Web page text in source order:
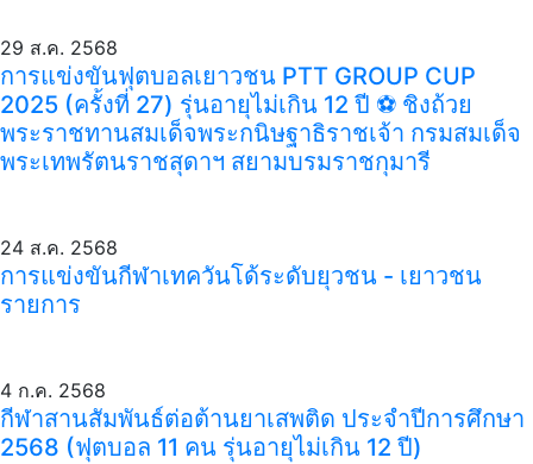
29 ส.ค. 2568
การแข่งขันฟุตบอลเยาวชน PTT GROUP CUP
2025 (ครั้งที่ 27) รุ่นอายุไม่เกิน 12 ปี ⚽️ ชิงถ้วย
พระราชทานสมเด็จพระกนิษฐาธิราชเจ้า กรมสมเด็จ
พระเทพรัตนราชสุดาฯ สยามบรมราชกุมารี
24 ส.ค. 2568
การแข่งขันกีฬาเทควันโด้ระดับยุวชน - เยาวชน
รายการ
4 ก.ค. 2568
กีฬาสานสัมพันธ์ต่อต้านยาเสพติด ประจำปีการศึกษา
2568 (ฟุตบอล 11 คน รุ่นอายุไม่เกิน 12 ปี)